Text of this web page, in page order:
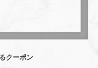
クーポン